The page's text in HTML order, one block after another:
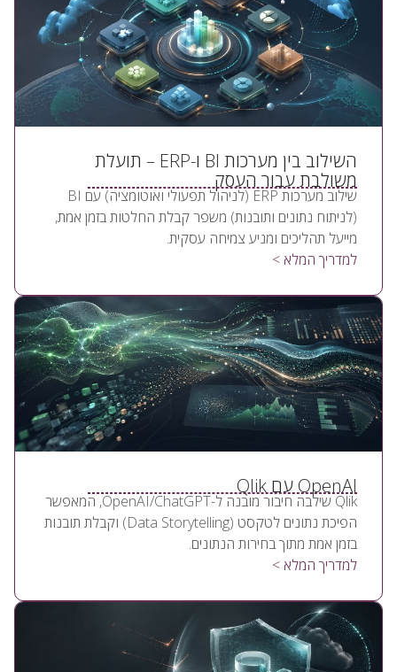
השילוב בין מערכות BI ו-ERP – תועלת
משולבת עבור העסק
שילוב מערכות ERP (לניהול תפעולי ואוטומציה) עם BI
(לניתוח נתונים ותובנות) משפר קבלת החלטות בזמן אמת,
מייעל תהליכים ומניע צמיחה עסקית.
למדריך המלא >
OpenAI עם Qlik
Qlik שילבה חיבור מובנה ל-OpenAI/ChatGPT, המאפשר
הפיכת נתונים לטקסט (Data Storytelling) וקבלת תובנות
בזמן אמת מתוך בחירות הנתונים.
למדריך המלא >